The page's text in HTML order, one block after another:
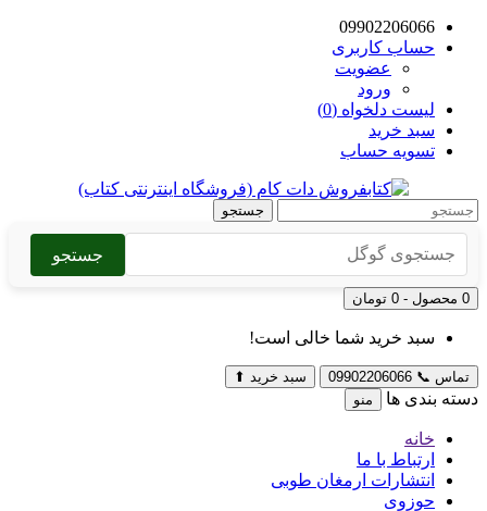
09902206066
حساب کاربری
عضویت
ورود
لیست دلخواه (0)
سبد خرید
تسویه حساب
جستجو
جستجو
0 محصول - 0 تومان
سبد خرید شما خالی است!
تماس 📞
09902206066 سبد خرید ⬆
دسته بندی ها منو
خانه
ارتباط با ما
انتشارات ارمغان طوبی
حوزوی